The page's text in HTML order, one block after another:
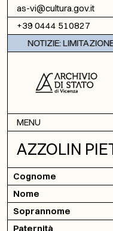
Vai al contenuto
as-vi@cultura.gov.it
+39 0444 510827
NOTIZIE:
MENU
AZZOLIN
Cognome
Nome
Soprannome
Paternità